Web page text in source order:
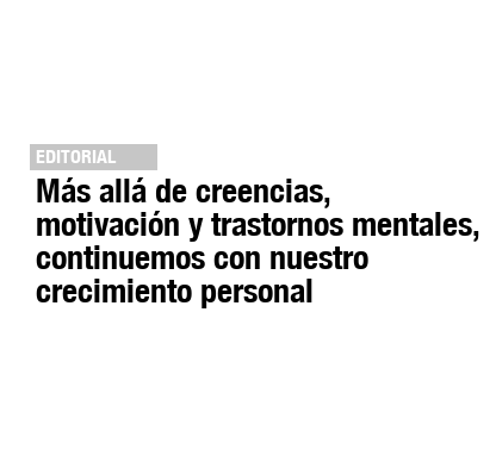
EDITORIAL
Más allá de creencias,
motivación y trastornos mentales,
continuemos con nuestro
crecimiento personal